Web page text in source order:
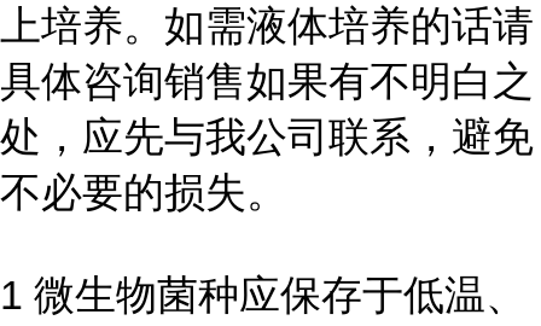
上培养。如需液体培养的话请
具体咨询销售如果有不明白之
处，应先与我公司联系，避免
不必要的损失。
1 微生物菌种应保存于低温、